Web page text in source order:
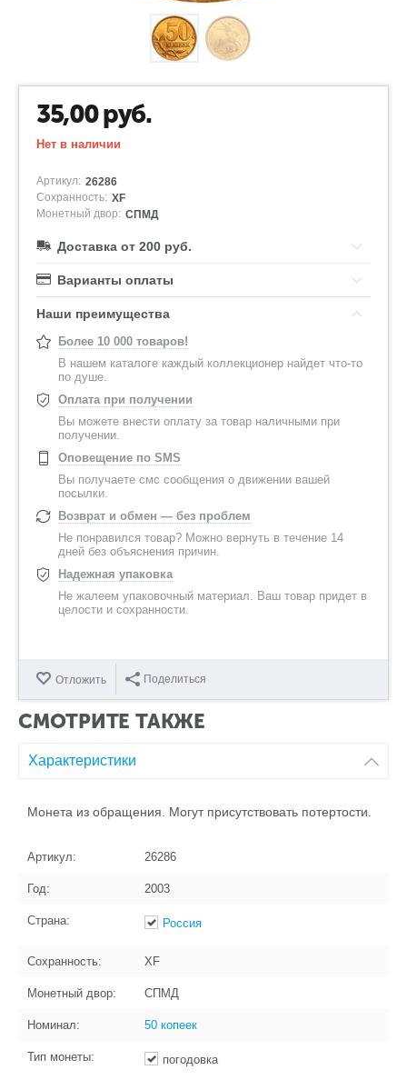
35,00руб.
Нет в наличии
Артикул: 26286
Сохранность: XF
Монетный двор: СПМД
Доставка от 200 руб.
Варианты оплаты
Наши преимущества
Более 10 000 товаров!
В нашем каталоге каждый коллекционер найдет что-то
по душе.
Оплата при получении
Вы можете внести оплату за товар наличными при
получении.
Оповещение по SMS
Вы получаете смс сообщения о движении вашей
посылки.
Возврат и обмен — без проблем
Не понравился товар? Можно вернуть в течение 14
дней без объяснения причин.
Надежная упаковка
Не жалеем упаковочный материал. Ваш товар придет в
целости и сохранности.
Отложить Поделиться
СМОТРИТЕ ТАКЖЕ
Характеристики
Монета из обращения. Могут присутствовать потертости.
Артикул: 26286
Год: 2003
Страна: Россия
Сохранность: XF
Монетный двор: СПМД
Номинал: 50 копеек
Тип монеты: погодовка